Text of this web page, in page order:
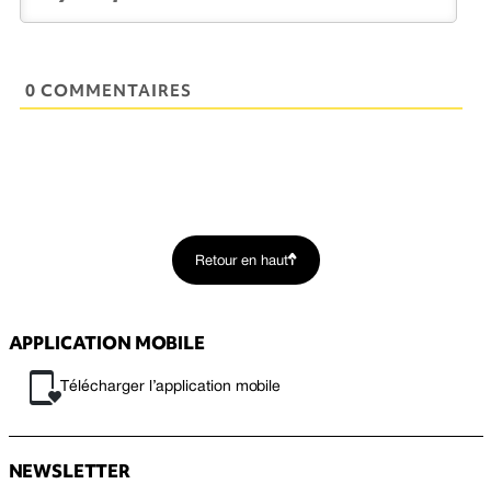
0 COMMENTAIRES
Retour en haut
APPLICATION MOBILE
Télécharger l’application mobile
NEWSLETTER